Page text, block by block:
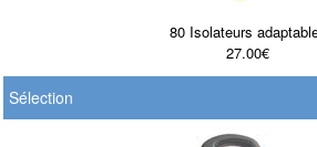
80 Isolateurs
27.00€
Sélection